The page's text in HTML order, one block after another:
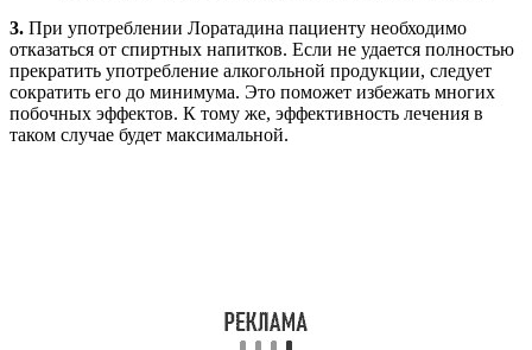
3. При употреблении Лоратадина пациенту необходимо
отказаться от спиртных напитков. Если не удается полностью
прекратить употребление алкогольной продукции, следует
сократить его до минимума. Это поможет избежать многих
побочных эффектов. К тому же, эффективность лечения в
таком случае будет максимальной.